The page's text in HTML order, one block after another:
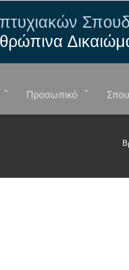
Προσωπικό